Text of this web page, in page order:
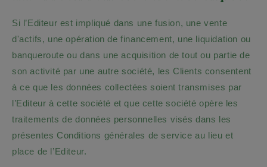
Si l’Editeur est impliqué dans une fusion, une vente
d'actifs, une opération de financement, une liquidation ou
banqueroute ou dans une acquisition de tout ou partie de
son activité par une autre société, les Clients consentent
à ce que les données collectées soient transmises par
l’Editeur à cette société et que cette société opère les
traitements de données personnelles visés dans les
présentes Conditions générales de service au lieu et
place de l’Editeur.